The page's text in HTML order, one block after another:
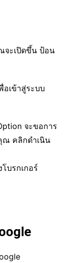
จะเปิดขึ้น ป้อน
เข้าสู่ระบบ
จะขอการ
ณ คลิกดำเนิน
บรกเกอร์